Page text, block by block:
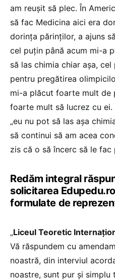
am reușit să plec. În
să fac Medicina aici era
dorința părinților, a ajuns
cel puțin până acum mi-a
să las chimia chiar așa,
pentru pregătirea
mi-a plăcut foarte mult de
foarte mult să lucrez cu
„eu nu pot să las așa
să continui să am acea
zis că o să încerc să le fac
Redăm integral
solicitarea
formulate de
„Liceul Teoretic
Vă răspundem cu
noastră, din interviul
noastre, sunt pur și simplu